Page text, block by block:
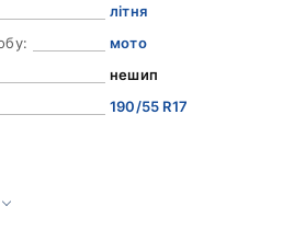
літня
мото
нешип
190/55 R17